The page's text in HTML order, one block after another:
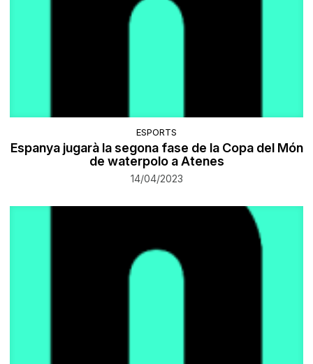
ESPORTS
Espanya jugarà la segona fase de la Copa del Món
de waterpolo a Atenes
14/04/2023